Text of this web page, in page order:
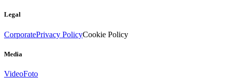
Legal
CorporatePrivacy PolicyCookie Policy
Media
VideoFoto